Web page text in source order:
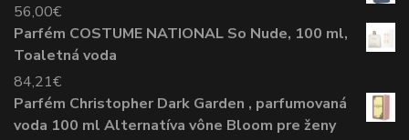
56,00€
Parfém COSTUME NATIONAL So Nude, 100 ml,
Toaletná voda
84,21€
Parfém Christopher Dark Garden , parfumovaná
voda 100 ml Alternatíva vône Bloom pre ženy